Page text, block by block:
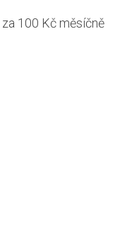
za 100 Kč měsíčně